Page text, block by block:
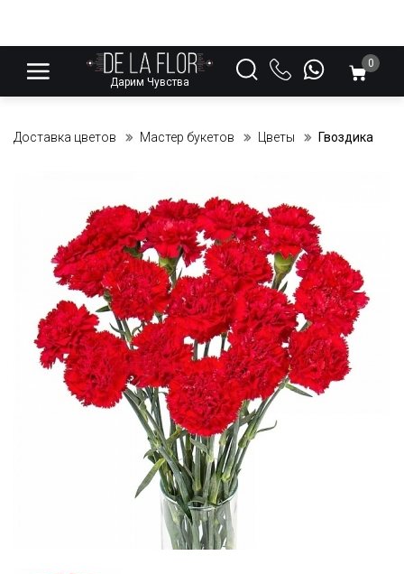
Дарим Чувства
0
Доставка цветов Мастер букетов Цветы Гвоздика